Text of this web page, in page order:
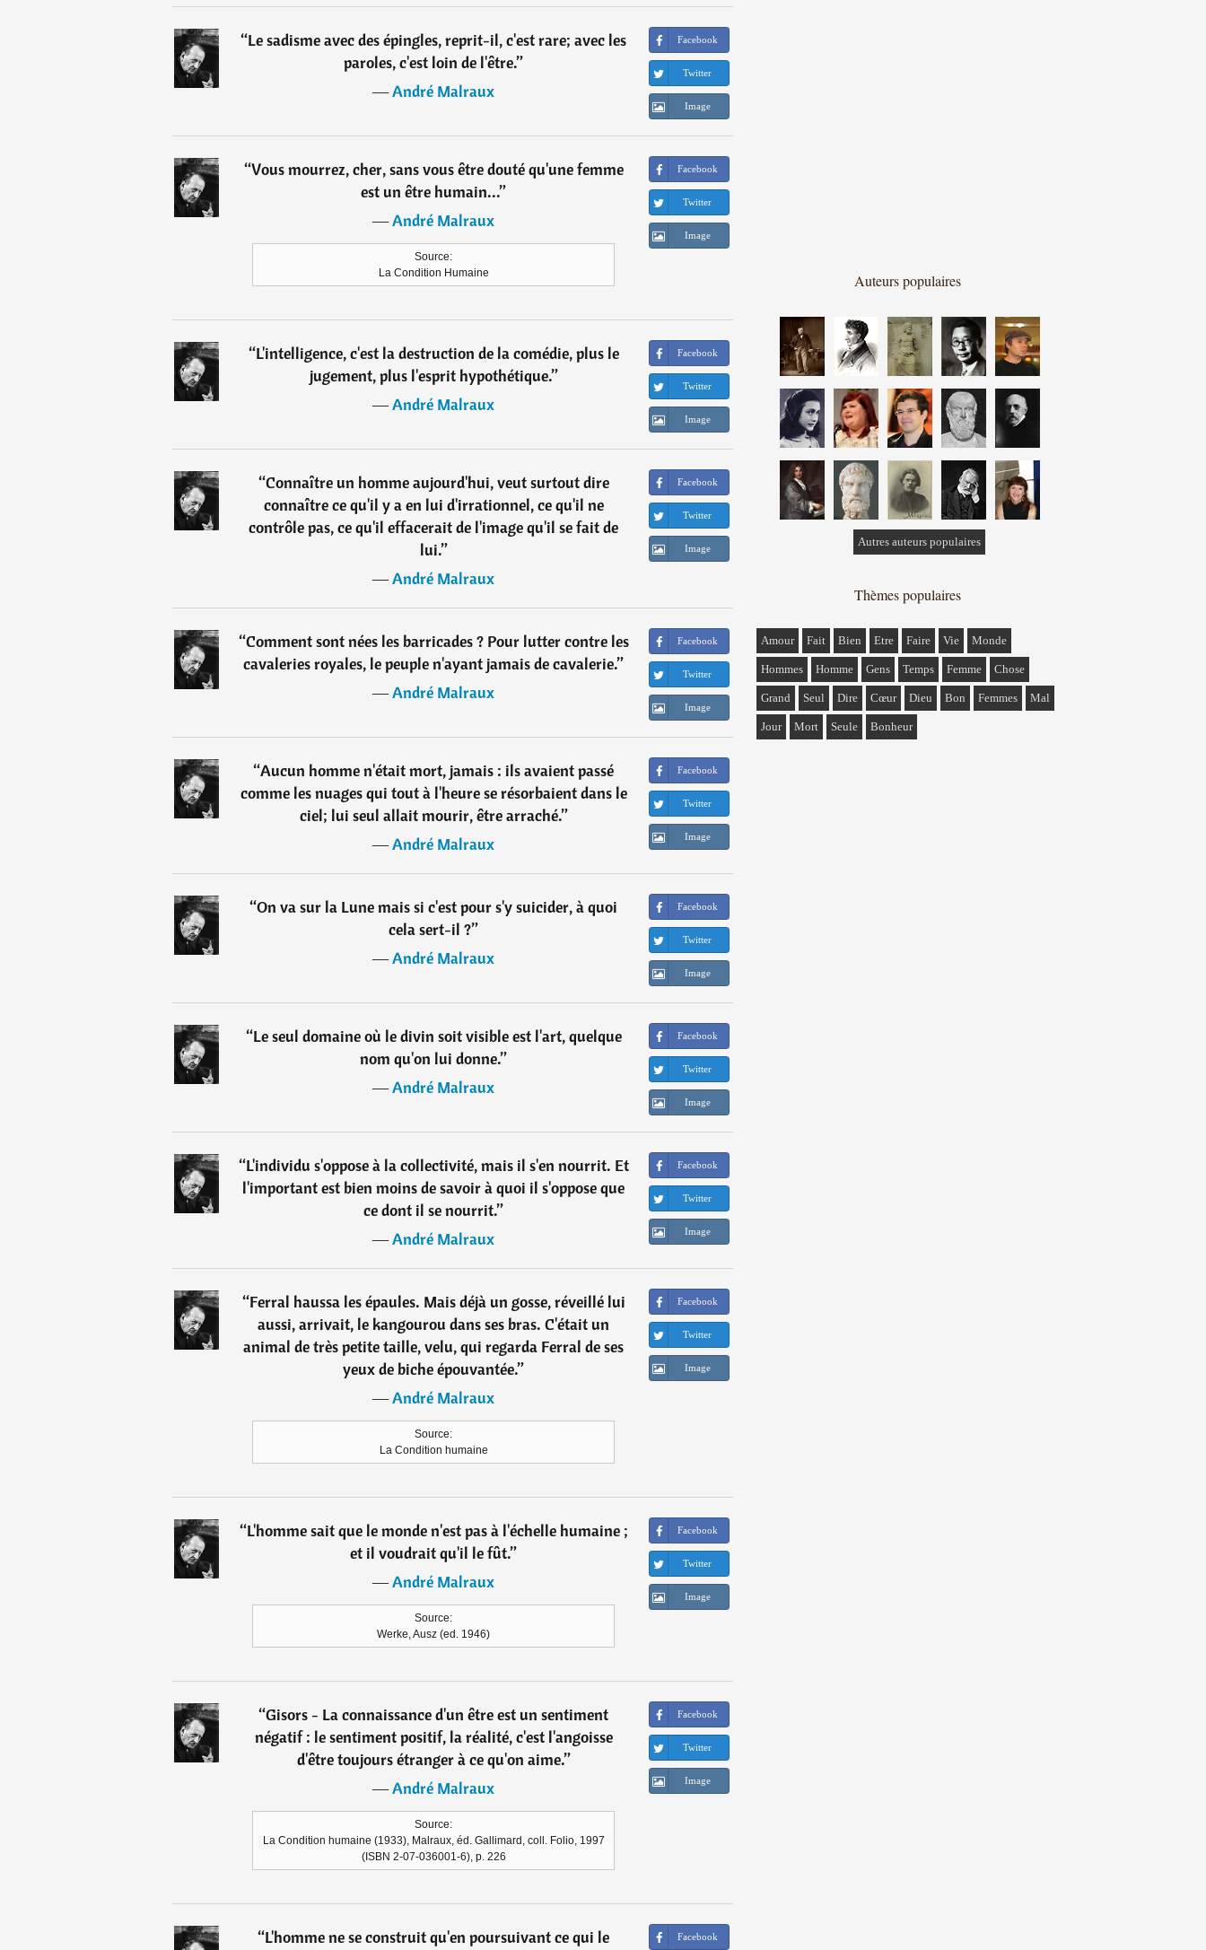
“Le sadisme avec des épingles, reprit-il, c'est rare; avec les
paroles, c'est loin de l'être.”
―André Malraux
Facebook
Twitter
Image
“Vous mourrez, cher, sans vous être douté qu'une femme
est un être humain...”
―André Malraux
Source:
La Condition Humaine
Facebook
Twitter
Image
“L'intelligence, c'est la destruction de la comédie, plus le
jugement, plus l'esprit hypothétique.”
―André Malraux
Facebook
Twitter
Image
“Connaître un homme aujourd'hui, veut surtout dire
connaître ce qu'il y a en lui d'irrationnel, ce qu'il ne
contrôle pas, ce qu'il effacerait de l'image qu'il se fait de
lui.”
―André Malraux
Facebook
Twitter
Image
“Comment sont nées les barricades ? Pour lutter contre les
cavaleries royales, le peuple n'ayant jamais de cavalerie.”
―André Malraux
Facebook
Twitter
Image
“Aucun homme n'était mort, jamais : ils avaient passé
comme les nuages qui tout à l'heure se résorbaient dans le
ciel; lui seul allait mourir, être arraché.”
―André Malraux
Facebook
Twitter
Image
“On va sur la Lune mais si c'est pour s'y suicider, à quoi
cela sert-il ?”
―André Malraux
Facebook
Twitter
Image
“Le seul domaine où le divin soit visible est l'art, quelque
nom qu'on lui donne.”
―André Malraux
Facebook
Twitter
Image
“L'individu s'oppose à la collectivité, mais il s'en nourrit. Et
l'important est bien moins de savoir à quoi il s'oppose que
ce dont il se nourrit.”
―André Malraux
Facebook
Twitter
Image
“Ferral haussa les épaules. Mais déjà un gosse, réveillé lui
aussi, arrivait, le kangourou dans ses bras. C'était un
animal de très petite taille, velu, qui regarda Ferral de ses
yeux de biche épouvantée.”
―André Malraux
Source:
La Condition humaine
Facebook
Twitter
Image
“L'homme sait que le monde n'est pas à l'échelle humaine ;
et il voudrait qu'il le fût.”
―André Malraux
Source:
Werke, Ausz (ed. 1946)
Facebook
Twitter
Image
“Gisors - La connaissance d'un être est un sentiment
négatif : le sentiment positif, la réalité, c'est l'angoisse
d'être toujours étranger à ce qu'on aime.”
―André Malraux
Source:
La Condition humaine (1933), Malraux, éd. Gallimard, coll. Folio, 1997
(ISBN 2-07-036001-6), p. 226
Facebook
Twitter
Image
“L'homme ne se construit qu'en poursuivant ce qui le
Facebook
Auteurs populaires
Autres auteurs populaires
Thèmes populaires
Amour Fait Bien Etre Faire Vie Monde
Hommes Homme Gens Temps Femme Chose
Grand Seul Dire Cœur Dieu Bon Femmes Mal
Jour Mort Seule Bonheur